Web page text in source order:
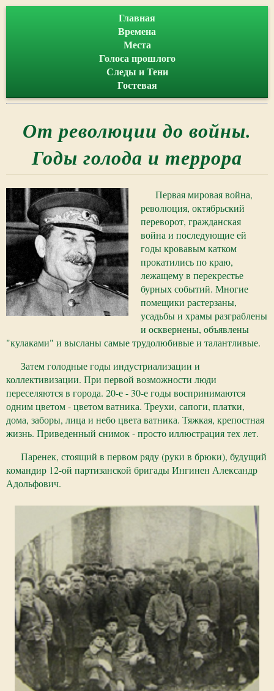
Главная
Времена
Места
Голоса прошлого
Следы и Тени
Гостевая
От революции до войны.
Годы голода и террора
Первая мировая война,
революция, октябрьский
переворот, гражданская
война и последующие ей
годы кровавым катком
прокатились по краю,
лежащему в перекрестье
бурных событий. Многие
помещики растерзаны,
усадьбы и храмы разграблены
и осквернены, объявлены
"кулаками" и высланы самые трудолюбивые и талантливые.
Затем голодные годы индустриализации и
коллективизации. При первой возможности люди
переселяются в города. 20-е - 30-е годы воспринимаются
одним цветом - цветом ватника. Треухи, сапоги, платки,
дома, заборы, лица и небо цвета ватника. Тяжкая, крепостная
жизнь. Приведенный снимок - просто иллюстрация тех лет.
Паренек, стоящий в первом ряду (руки в брюки), будущий
командир 12-ой партизанской бригады Ингинен Александр
Адольфович.